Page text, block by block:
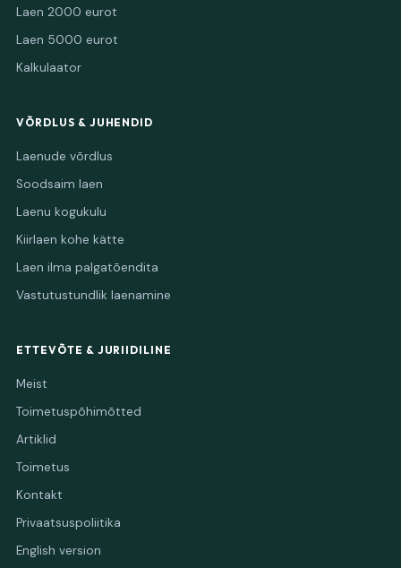
Laen 2000 eurot
Laen 5000 eurot
Kalkulaator
VÕRDLUS & JUHENDID
Laenude võrdlus
Soodsaim laen
Laenu kogukulu
Kiirlaen kohe kätte
Laen ilma palgatõendita
Vastutustundlik laenamine
ETTEVÕTE & JURIIDILINE
Meist
Toimetuspõhimõtted
Artiklid
Toimetus
Kontakt
Privaatsuspoliitika
English version